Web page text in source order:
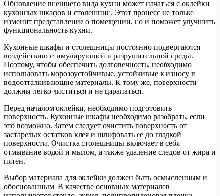
Обновление внешнего вида кухни может начаться с оклейки
кухонных шкафов и столешниц. Этот процесс не только
изменит представление о помещении, но и поможет улучшить
функциональность кухни.
Кухонные шкафы и столешницы постоянно подвергаются
воздействию стимулирующей и разрушительной среды.
Поэтому, чтобы обеспечить долговечность, необходимо
использовать морозоустойчивые, устойчивые к износу и
водоотталкивающие материалы. К тому же, поверхности
должны легко чиститься и не царапаться.
Перед началом оклейки, необходимо подготовить
поверхность. Кухонные шкафы необходимо разобрать, если
это возможно. Затем следует очистить поверхность от
застарелых остатков клея и шлифовать ее до гладкой
поверхности. Очистка столешницы включает в себя
отмывание водой и мылом, а также удаление следов от жира и
пятен.
Выбор материала для оклейки должен быть осмысленным и
обоснованным. В качестве основных материалов